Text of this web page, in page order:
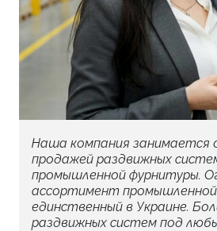
Наша компания занимается
продажей раздвижных
промышленной фурнитуры.
ассортимент
единственный в Украине.
раздвижных систем под